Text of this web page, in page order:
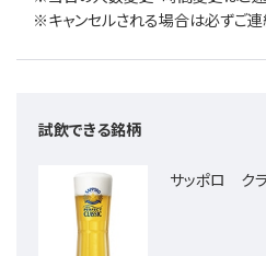
※キャンセルされる場合は必ずご連
試飲できる銘柄
サッポロ ク